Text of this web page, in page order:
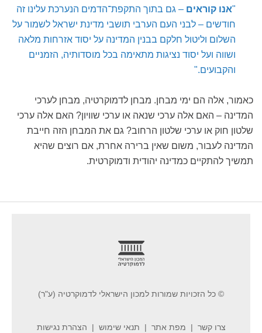
"אנו קוראים – גם בתוך התקפת־הדמים הנערכת עלינו זה
חודשים – לבני העם הערבי תושבי מדינת ישראל לשמור על
השלום וליטול חלקם בבנין המדינה על יסוד אזרחות מלאה
ושווה ועל יסוד נציגות מתאימה בכל מוסדותיה, הזמניים
והקבועים."
כאמור, אלה הם ימי מבחן. מבחן לדמוקרטיה, מבחן לערכי
המדינה – האם אלה ערכי שנאה או ערכי שוויון? האם אלה ערכי
שלטון חוק או ערכי שלטון הרחוב? גם את המבחן הזה חייבת
המדינה לעבור, משום שאין ברירה אחרת, אם רוצים שהיא
תמשיך להתקיים כמדינה יהודית ודמוקרטית.
© כל הזכויות שמורות למכון הישראלי לדמוקרטיה (ע"ר)
צרו קשר מפת אתר תנאי שימוש
הצהרת נגישות